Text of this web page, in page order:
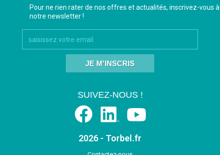
Pour ne rien rater de nos offres et actualités, inscrivez-vous à
notre newsletter !
JE M'INSCRIS
SUIVEZ-NOUS !
2026 - Torbel.fr